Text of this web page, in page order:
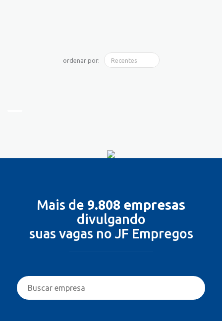
ordenar por:
Mais de 9.808 empresas
divulgando
suas vagas no JF Empregos